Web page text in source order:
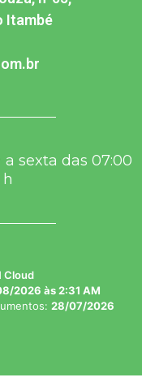
Itambé
sexta das 07:00
h
Cloud
2026 às 2:31 AM
28/07/2026